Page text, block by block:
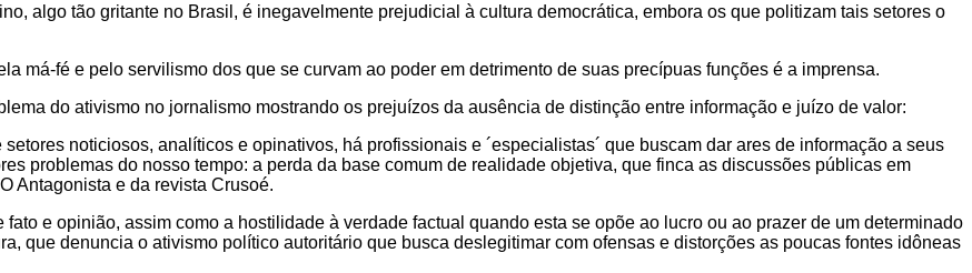
algo tão gritante no Brasil, é inegavelmente prejudicial à cultura democrática, embora os que politizam tais setores o
má-fé e pelo servilismo dos que se curvam ao poder em detrimento de suas precípuas funções é a imprensa.
do ativismo no jornalismo mostrando os prejuízos da ausência de distinção entre informação e juízo de valor:
noticiosos, analíticos e opinativos, há profissionais e ´especialistas´ que buscam dar ares de informação a seus
problemas do nosso tempo: a perda da base comum de realidade objetiva, que finca as discussões públicas em
Antagonista e da revista Crusoé.
e opinião, assim como a hostilidade à verdade factual quando esta se opõe ao lucro ou ao prazer de um determinado
que denuncia o ativismo político autoritário que busca deslegitimar com ofensas e distorções as poucas fontes idôneas